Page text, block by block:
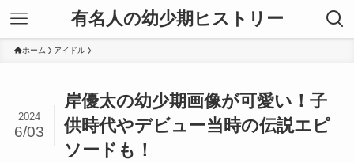
有名人の幼少期ヒストリー
ホーム アイドル
岸優太の幼少期画像が可愛い！子
供時代やデビュー当時の伝説エピ
ソードも！
2024
6/03